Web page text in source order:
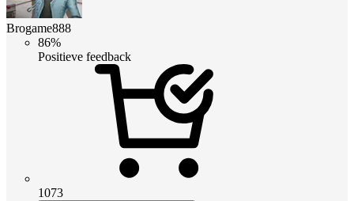
Brogame888
86%
Positieve feedback
1073